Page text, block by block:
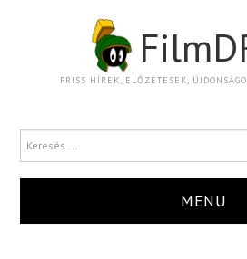
FRISS HÍREK, ELŐZETESEK,
MENU